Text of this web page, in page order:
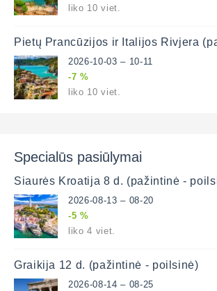
liko 10 viet.
2026-10-03 – 10-11
-7 %
liko 10 viet.
Specialūs pasiūlymai
Šiaurės Kroatija 8 d. (pažintinė -
2026-08-13 – 08-20
-5 %
liko 4 viet.
Graikija 12 d. (pažintinė - poilsinė)
2026-08-14 – 08-25